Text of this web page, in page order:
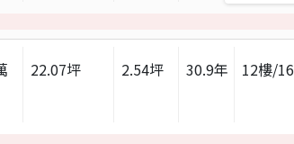
22.07坪 2.54坪 30.9年 12樓/16